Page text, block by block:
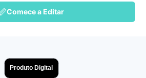
Comece a Editar
Produto Digital